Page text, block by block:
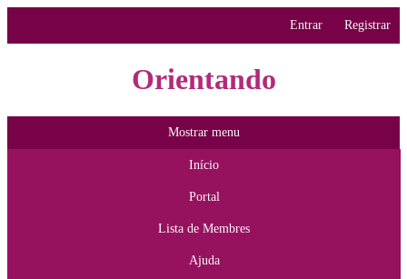
Entrar Registrar
Orientando
Mostrar menu
Início
Portal
Lista de Membres
Ajuda